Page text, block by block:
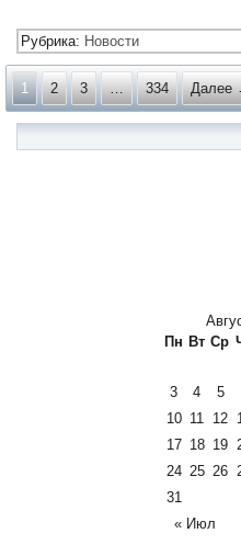
Рубрика: Новости
1 2 3 334 Далее
Пн Вт Ср
« Июл
3
4 5
10 11 12
17 18 19
24 25 26
31